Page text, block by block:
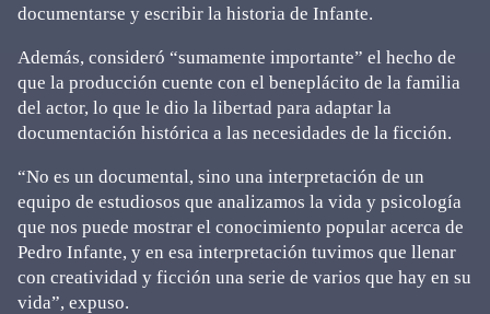
documentarse y escribir la historia de Infante.
Además, consideró “sumamente importante” el hecho de
que la producción cuente con el beneplácito de la familia
del actor, lo que le dio la libertad para adaptar la
documentación histórica a las necesidades de la ficción.
“No es un documental, sino una interpretación de un
equipo de estudiosos que analizamos la vida y psicología
que nos puede mostrar el conocimiento popular acerca de
Pedro Infante, y en esa interpretación tuvimos que llenar
con creatividad y ficción una serie de varios que hay en su
vida”, expuso.